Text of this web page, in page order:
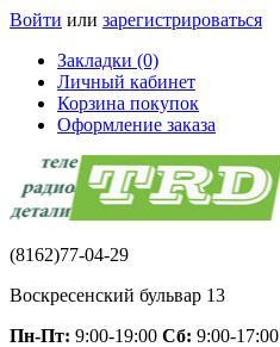
Войти или зарегистрироваться
Закладки (0)
Личный кабинет
Корзина покупок
Оформление заказа
(8162)77-04-29
Воскресенский бульвар 13
Пн-Пт: 9:00-19:00 Сб: 9:00-17:00